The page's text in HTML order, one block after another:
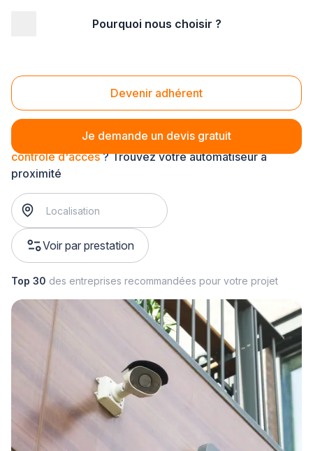
Pourquoi nous choisir ?
Devenir adhérent
Je demande un devis gratuit
Contrôle d'accès
contrôle d'accès? Trouvez votre automatiseur à
proximité
Voir par prestation
Top 30 des entreprises recommandées pour votre projet